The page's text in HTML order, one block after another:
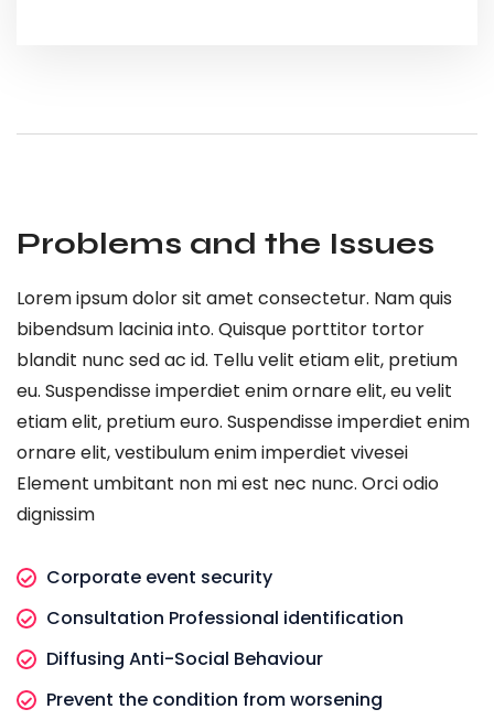
Problems and the Issues
Lorem ipsum dolor sit amet consectetur. Nam quis
bibendsum lacinia into. Quisque porttitor tortor
blandit nunc sed ac id. Tellu velit etiam elit, pretium
eu. Suspendisse imperdiet enim ornare elit, eu velit
etiam elit, pretium euro. Suspendisse imperdiet enim
ornare elit, vestibulum enim imperdiet vivesei
Element umbitant non mi est nec nunc. Orci odio
dignissim
Corporate event security
Consultation Professional identification
Diffusing Anti-Social Behaviour
Prevent the condition from worsening